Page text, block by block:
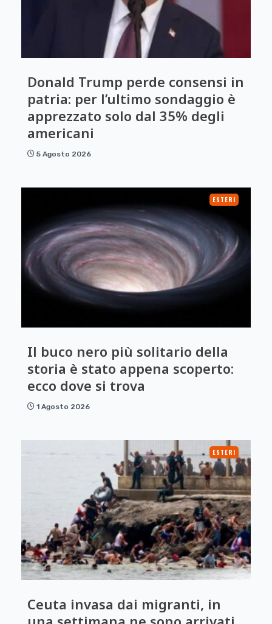
Donald Trump perde consensi in
patria: per l’ultimo sondaggio è
apprezzato solo dal 35% degli
americani
5 Agosto 2026
ESTERI
Il buco nero più solitario della
storia è stato appena scoperto:
ecco dove si trova
1 Agosto 2026
ESTERI
Ceuta invasa dai migranti, in